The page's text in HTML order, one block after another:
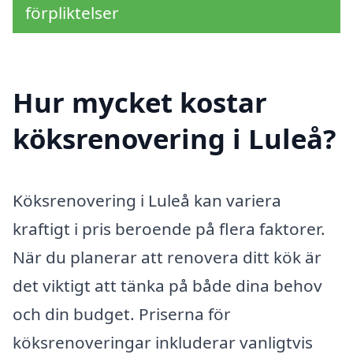
förpliktelser
Hur mycket kostar
köksrenovering i Luleå?
Köksrenovering i Luleå kan variera
kraftigt i pris beroende på flera faktorer.
När du planerar att renovera ditt kök är
det viktigt att tänka på både dina behov
och din budget. Priserna för
köksrenoveringar inkluderar vanligtvis